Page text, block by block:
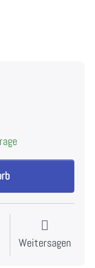
Weitersagen